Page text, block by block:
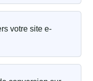
votre site e-